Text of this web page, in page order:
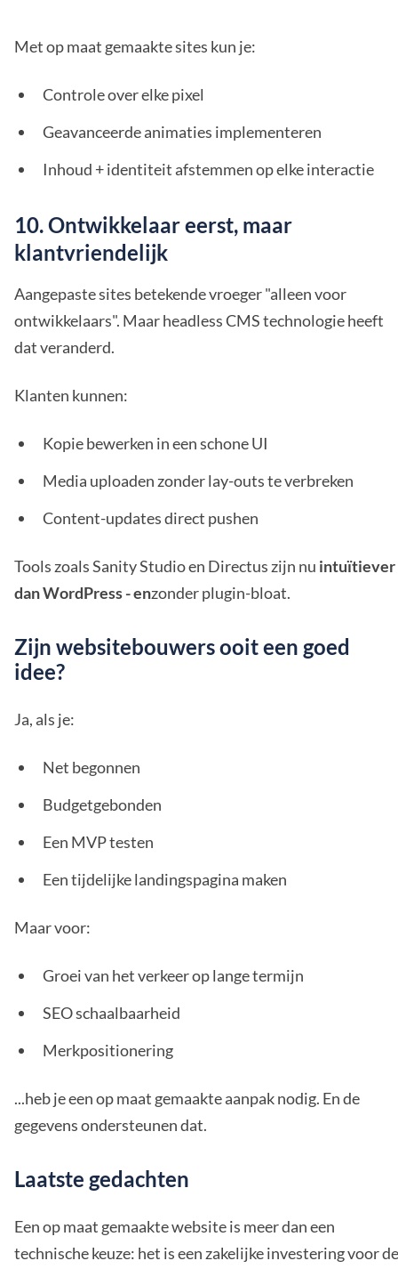
Met op maat gemaakte sites kun je:
Controle over elke pixel
Geavanceerde animaties implementeren
Inhoud + identiteit afstemmen op elke interactie
10. Ontwikkelaar eerst, maar
klantvriendelijk
Aangepaste sites betekende vroeger "alleen voor
ontwikkelaars". Maar headless CMS technologie heeft
dat veranderd.
Klanten kunnen:
Kopie bewerken in een schone UI
Media uploaden zonder lay-outs te verbreken
Content-updates direct pushen
Tools zoals Sanity Studio en Directus zijn nu intuïtiever
dan WordPress - enzonder plugin-bloat.
Zijn websitebouwers ooit een goed
idee?
Ja, als je:
Net begonnen
Budgetgebonden
Een MVP testen
Een tijdelijke landingspagina maken
Maar voor:
Groei van het verkeer op lange termijn
SEO schaalbaarheid
Merkpositionering
...heb je een op maat gemaakte aanpak nodig. En de
gegevens ondersteunen dat.
Laatste gedachten
Een op maat gemaakte website is meer dan een
technische keuze: het is een zakelijke investering voor de